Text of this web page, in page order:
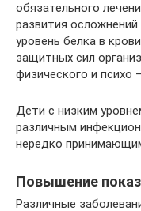
обязательного
развития
уровень белка в
защитных сил
физического и психо
Дети с низким
различным
нередко
Повышение
Различные